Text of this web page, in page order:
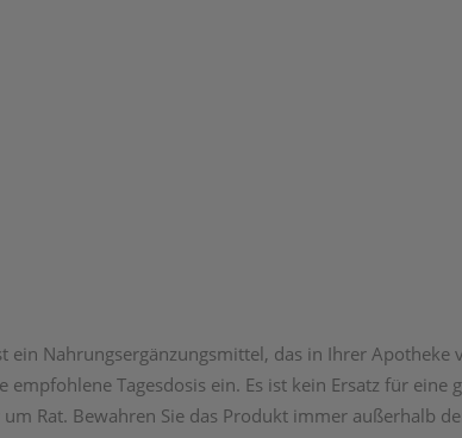
Nahrungsergänzungsmittel, das in Ihrer
Tagesdosis ein. Es ist kein Ersatz für
Rat. Bewahren Sie das Produkt immer außerhalb